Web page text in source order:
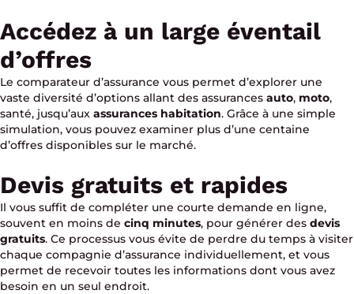
Accédez à un large éventail
d’offres
Le comparateur d’assurance vous permet d’explorer une
vaste diversité d’options allant des assurances auto, moto,
santé, jusqu’aux assurances habitation. Grâce à une simple
simulation, vous pouvez examiner plus d’une centaine
d’offres disponibles sur le marché.
Devis gratuits et rapides
Il vous suffit de compléter une courte demande en ligne,
souvent en moins de cinq minutes, pour générer des devis
gratuits. Ce processus vous évite de perdre du temps à visiter
chaque compagnie d’assurance individuellement, et vous
permet de recevoir toutes les informations dont vous avez
besoin en un seul endroit.